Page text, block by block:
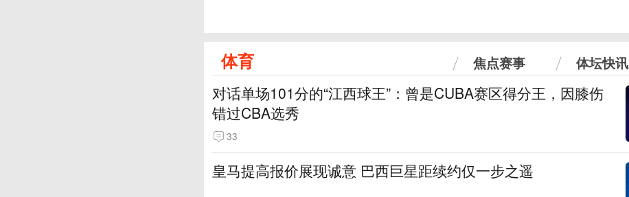
体育 焦点赛事 体坛快讯
对话单场101分的“江西球王”：曾是CUBA赛区得分王，因膝伤
错过CBA选秀
33
皇马提高报价展现诚意 巴西巨星距续约仅一步之遥